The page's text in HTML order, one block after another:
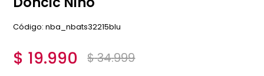
:nba_nbats32215blu
$ 19.990 $34.999